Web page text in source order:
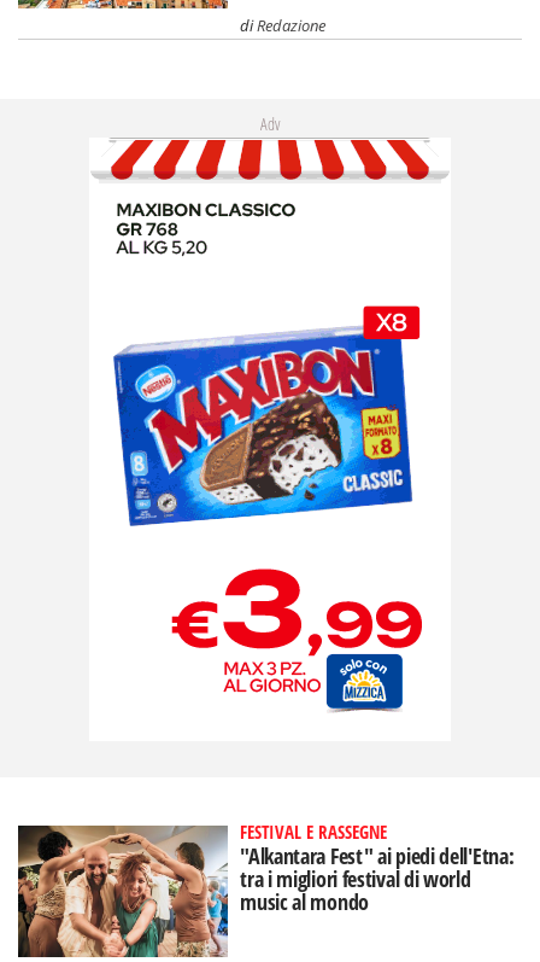
diRedazione
Adv
FESTIVAL E RASSEGNE
"Alkantara Fest" ai piedi dell'Etna:
tra i migliori festival di world
music al mondo